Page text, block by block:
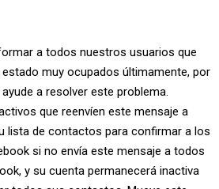
a todos nuestros usuarios que
muy ocupados últimamente, por
a resolver este problema.
que reenvíen este mensaje a
lista de contactos para confirmar a los
si no envía este mensaje a todos
y su cuenta permanecerá inactiva